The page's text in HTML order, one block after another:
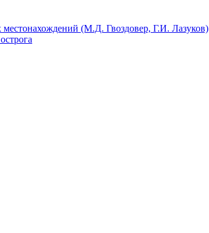
местонахождений (М.Д. Гвоздовер, Г.И. Лазуков)